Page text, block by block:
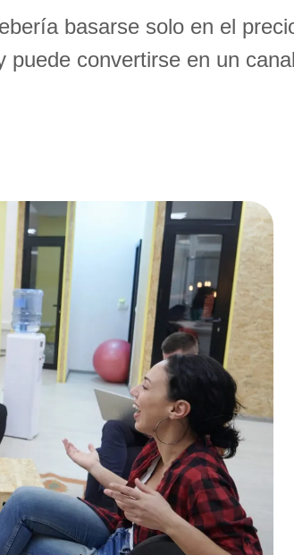
basarse solo en el
puede convertirse en un canal